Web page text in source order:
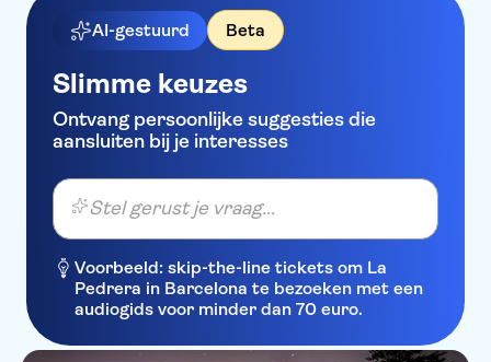
AI-gestuurd Beta
Slimme keuzes
Ontvang persoonlijke suggesties die
aansluiten bij je interesses
Stel gerust je vraag...
Voorbeeld: skip-the-line tickets om La
Pedrera in Barcelona te bezoeken met een
audiogids voor minder dan 70 euro.